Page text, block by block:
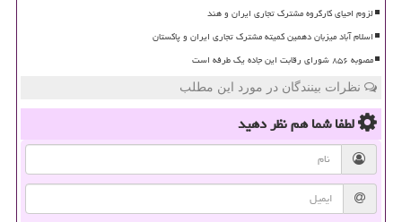
لزوم احیای کارگروه مشترک تجاری ایران و هند
اسلام آباد میزبان دهمین کمیته مشترک تجاری ایران و پاکستان
مصوبه ۸۵۶ شورای رقابت این جاده یک طرفه است
نظرات بینندگان در مورد این مطلب
لطفا شما همنظر دهید